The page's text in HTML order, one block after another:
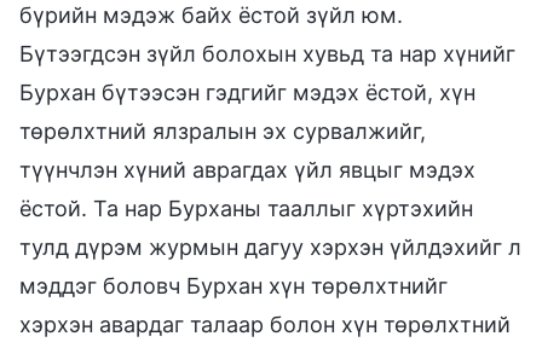
бүрийн мэдэж байх ёстой зүйл юм.
Бүтээгдсэн зүйл болохын хувьд та нар хүнийг
Бурхан бүтээсэн гэдгийг мэдэх ёстой, хүн
төрөлхтний ялзралын эх сурвалжийг,
түүнчлэн хүний аврагдах үйл явцыг мэдэх
ёстой. Та нар Бурханы тааллыг хүртэхийн
тулд дүрэм журмын дагуу хэрхэн үйлдэхийг л
мэддэг боловч Бурхан хүн төрөлхтнийг
хэрхэн авардаг талаар болон хүн төрөлхтний